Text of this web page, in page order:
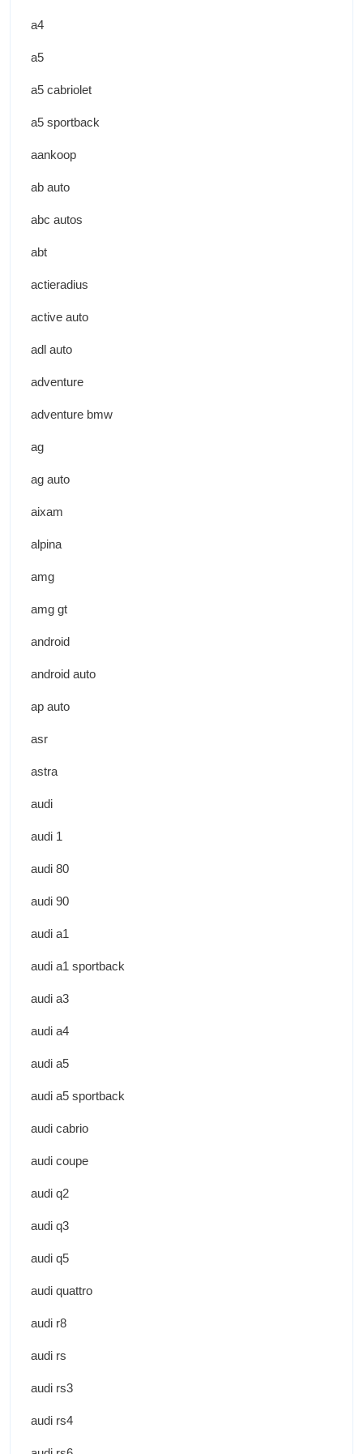
a4
a5
a5 cabriolet
a5 sportback
aankoop
ab auto
abc autos
abt
actieradius
active auto
adl auto
adventure
adventure bmw
ag
ag auto
aixam
alpina
amg
amg gt
android
android auto
ap auto
asr
astra
audi
audi 1
audi 80
audi 90
audi a1
audi a1 sportback
audi a3
audi a4
audi a5
audi a5 sportback
audi cabrio
audi coupe
audi q2
audi q3
audi q5
audi quattro
audi r8
audi rs
audi rs3
audi rs4